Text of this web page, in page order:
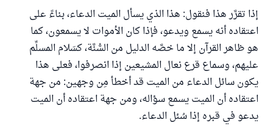
إذا تقرَّر هذا فنقول: هذا الذي يسأل الميت الدعاء، بناءً على
اعتقاده أنه يسمع ويدعو، فإذا كان الأموات لا يسمعون، كما
هو ظاهر القرآن إلا ما خصَّه الدليل من السُّنَّة، كسَلام المسلِّم
عليهم، وسماع قرع نعال المشيعين إذا انصرفوا، فعلى هذا
يكون سائل الدعاء من الميت قد أخطأ مِن وجهين: من جهة
اعتقاده أن الميت يسمع سؤاله، ومن جهة اعتقاده أن الميت
يدعو في قبره إذا سُئل الدعاء.